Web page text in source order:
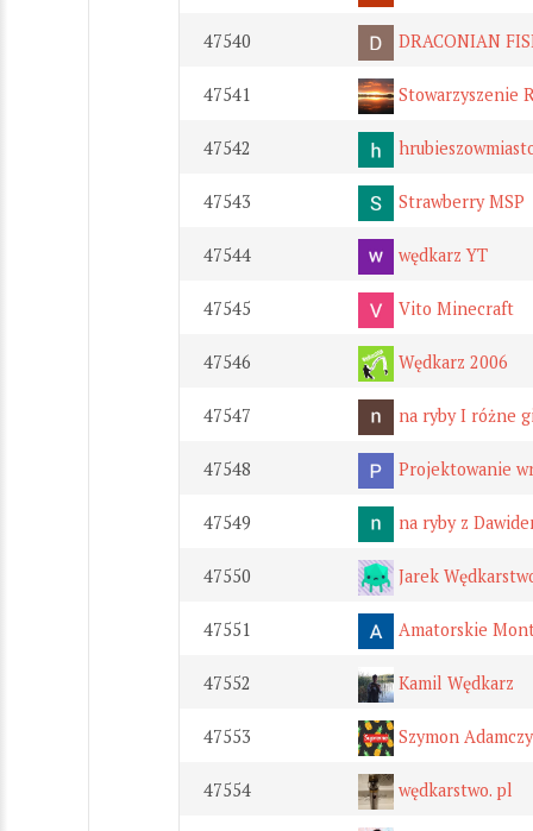
47540 DRACONIAN
47541 Stowarzyszenie
47542
47543 Strawberry MSP
47544 wędkarz YT
47545 Vito Minecraft
47546 Wędkarz 2006
47547 na ryby I różne
47548 Projektowanie
47549 na ryby z
47550 Jarek
47551 Amatorskie
47552 Kamil Wędkarz
47553 Szymon
47554 wędkarstwo. pl